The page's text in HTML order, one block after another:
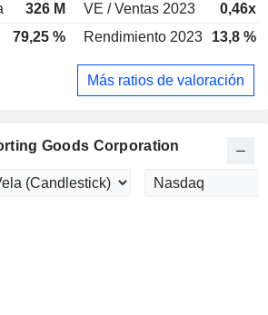
326 M VE / Ventas 2023
0,46x
79,25 % Rendimiento 2023 13,8 %
Más ratios de valoración
Goods Corporation